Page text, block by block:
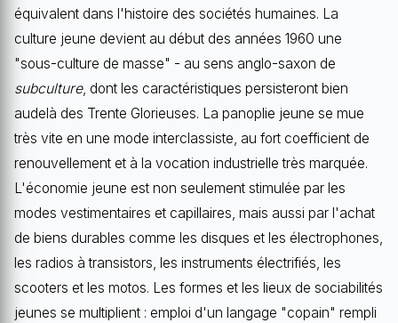
équivalent dans l'histoire des sociétés humaines. La
culture jeune devient au début des années 1960 une
"sous-culture de masse" - au sens anglo-saxon de
subculture, dont les caractéristiques persisteront bien
audelà des Trente Glorieuses. La panoplie jeune se mue
très vite en une mode interclassiste, au fort coefficient de
renouvellement et à la vocation industrielle très marquée.
L'économie jeune est non seulement stimulée par les
modes vestimentaires et capillaires, mais aussi par l'achat
de biens durables comme les disques et les électrophones,
les radios à transistors, les instruments électrifiés, les
scooters et les motos. Les formes et les lieux de sociabilités
jeunes se multiplient : emploi d'un langage "copain" rempli